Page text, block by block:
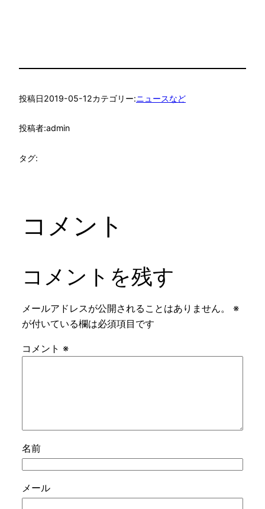
投稿日2019-05-12カテゴリー:ニュースなど
投稿者:admin
タグ:
コメント
コメントを残す
メールアドレスが公開されることはありません。
※
が付いている欄は必須項目です
コメント ※
名前
メール